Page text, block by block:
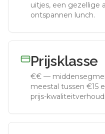
uitjes, een gezellige
ontspannen lunch.
Prijsklasse
€€ —
meestal tussen €15
prijs-